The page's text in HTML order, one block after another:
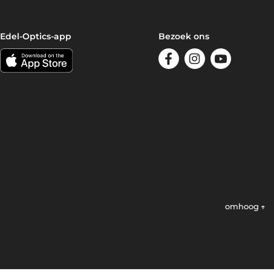
Edel-Optics-app Bezoek ons
omhoog